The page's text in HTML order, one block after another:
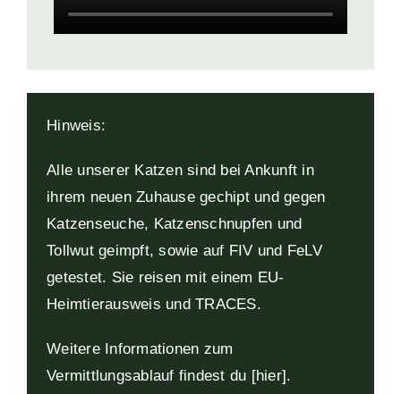
Hinweis:
Alle unserer Katzen sind bei Ankunft in
ihrem neuen Zuhause gechipt und gegen
Katzenseuche, Katzenschnupfen und
Tollwut geimpft, sowie auf FIV und FeLV
getestet. Sie reisen mit einem EU-
Heimtierausweis und TRACES.
Weitere Informationen zum
Vermittlungsablauf findest du [hier].